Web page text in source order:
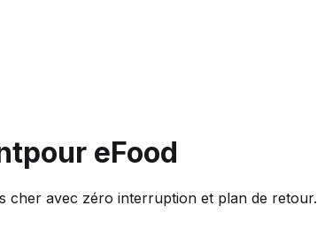
pour eFood
cher avec zéro interruption et plan de retour.